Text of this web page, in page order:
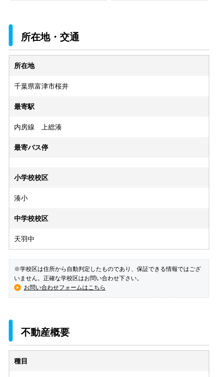
所在地・交通
所在地
千葉県富津市桜井
最寄駅
内房線 上総湊
最寄バス停
小学校校区
湊小
中学校校区
天羽中
※学校区は住所から自動判定したものであり、保証できる情報ではござ
いません。正確な学校区はお問い合わせ下さい。
お問い合わせフォームはこちら
不動産概要
種目